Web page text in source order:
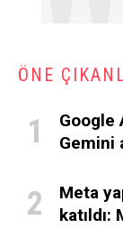
ÖNE
Google
Gemini
Meta